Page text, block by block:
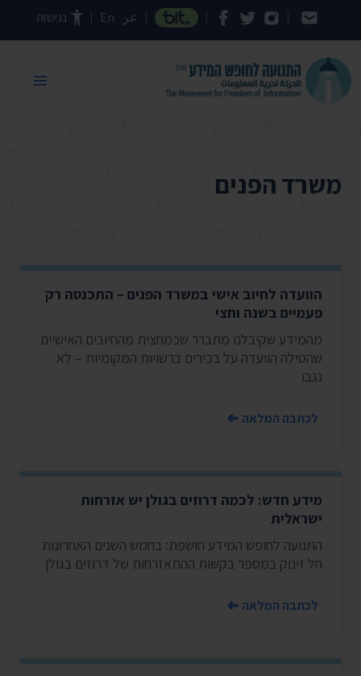
דילוג לתוכן העמוד عر En נגישות
משרד הפנים
הוועדה לחיוב אישי במשרד הפנים – התכנסה רק
פעמיים בשנה וחצי
מהמידע שקיבלנו מתברר שכמחצית מהחיובים האישיים
שהטילה הוועדה על בכירים ברשויות המקומיות – לא
נגבו
לכתבה המלאה
מידע חדש: לכמה דרוזים בגולן יש אזרחות
ישראלית
התנועה לחופש המידע חושפת: בחמש השנים האחרונות
חל זינוק במספר בקשות ההתאזרחות של דרוזים בגולן
לכתבה המלאה